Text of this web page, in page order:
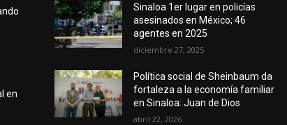
en
Sinaloa 1er lugar en policías
asesinados en México; 46
agentes en 2025
diciembre 27, 2025
Política social de Sheinbaum da
fortaleza a la economía familiar
en Sinaloa: Juan de Dios
abril 22, 2026